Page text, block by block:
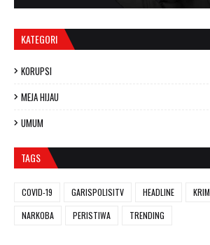
KATEGORI
KORUPSI
MEJA HIJAU
UMUM
TAGS
COVID-19 GARISPOLISITV HEADLINE
NARKOBA
PERISTIWA TRENDING